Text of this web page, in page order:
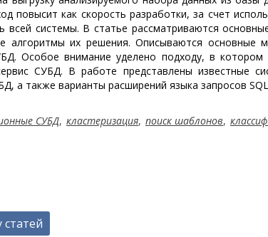
повысит как скорость разработки, за счет
системы. В статье рассматриваются
алгоритмы их решения. Описываются основные
Особое внимание уделено подходу, в котором
СУБД. В работе представлены известные
а также варианты расширений языка запросов
СУБД, кластеризация, поиск шаблонов,
статей